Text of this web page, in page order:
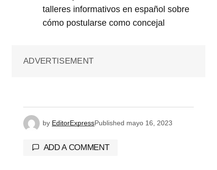
talleres informativos en español sobre
cómo postularse como concejal
ADVERTISEMENT
by EditorExpressPublished mayo 16, 2023
ADD A COMMENT